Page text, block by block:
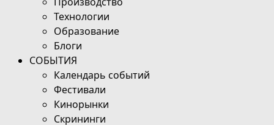
Технологии
Образование
Блоги
СОБЫТИЯ
Календарь событий
Фестивали
Кинорынки
Скрининги